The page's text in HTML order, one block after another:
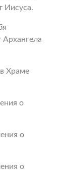
Иисуса.
Храме
о
о
о